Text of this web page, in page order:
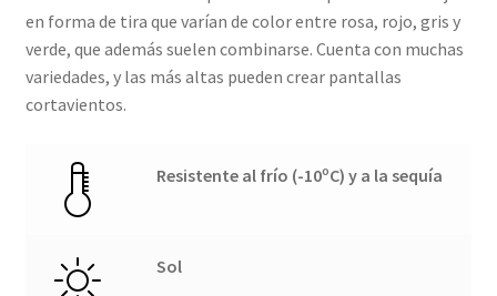
en forma de tira que varían de color entre rosa, rojo, gris y
verde, que además suelen combinarse. Cuenta con muchas
variedades, y las más altas pueden crear pantallas
cortavientos.
Resistente al frío (-10ºC) y a la sequía
Sol